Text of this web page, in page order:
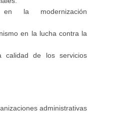
en la modernización
en la lucha contra la
calidad de los servicios
administrativas